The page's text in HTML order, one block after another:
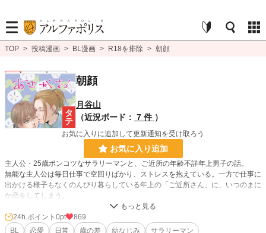
TOP > 投稿漫画 > BL漫画 > R18を排除 > 朝顔
BL 連載中 R15 朝顔
月谷山
（近況ボード： 7 件 ）
お気に入りに追加して更新通知を受け取ろう
お気に入り追加
主人公・25歳ポンコツなサラリーマンと、ご近所の年齢不詳年上男子の話。
無能な主人公は毎日仕事で空回りばかり、ストレスを抱えている。一方で仕事に
出かける様子もなくのんびり暮らしている年上の「ご近所さん」に、いつのまに
か恋をしてしまう。
主人公に長年一方的に想いを寄せている幼馴染も。
※定期更新してましたが多忙で難しくなりました、なるべく火・金にアップしま
す。
24h.ポイント 0pt
869
BL
恋愛 日常 歳の差 幼なじみ サラリーマン